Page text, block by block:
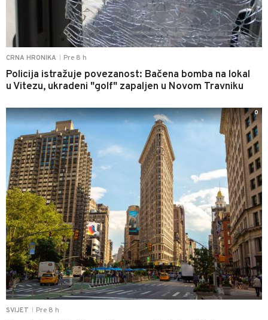
CRNA HRONIKA Pre 8 h
Policija istražuje povezanost: Bačena bomba na lokal
u Vitezu, ukradeni "golf" zapaljen u Novom Travniku
SVIJET Pre 8 h
0